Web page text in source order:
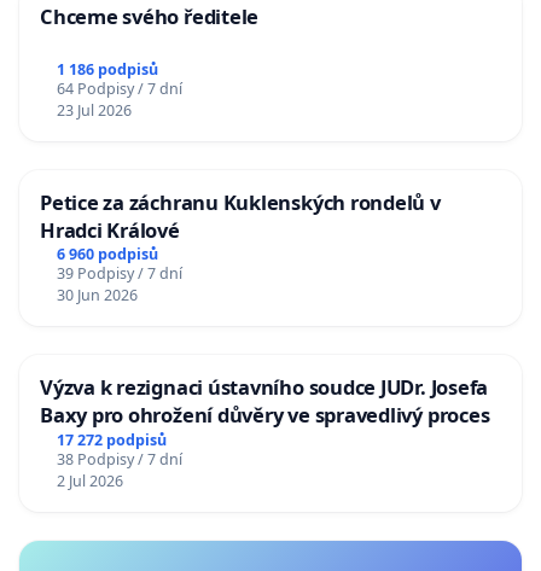
Chceme svého ředitele
1 186 podpisů
64 Podpisy / 7 dní
23 Jul 2026
Petice za záchranu Kuklenských rondelů v
Hradci Králové
6 960 podpisů
39 Podpisy / 7 dní
30 Jun 2026
Výzva k rezignaci ústavního soudce JUDr. Josefa
Baxy pro ohrožení důvěry ve spravedlivý proces
17 272 podpisů
38 Podpisy / 7 dní
2 Jul 2026